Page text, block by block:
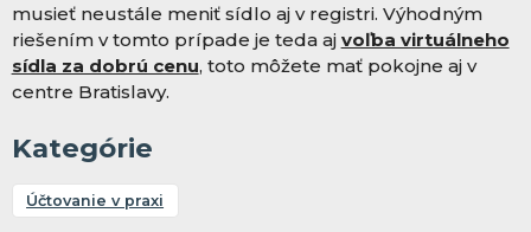
musieť neustále meniť sídlo aj v registri. Výhodným
riešením v tomto prípade je teda aj voľba virtuálneho
sídla za dobrú cenu, toto môžete mať pokojne aj v
centre Bratislavy.
Kategórie
Účtovanie v praxi